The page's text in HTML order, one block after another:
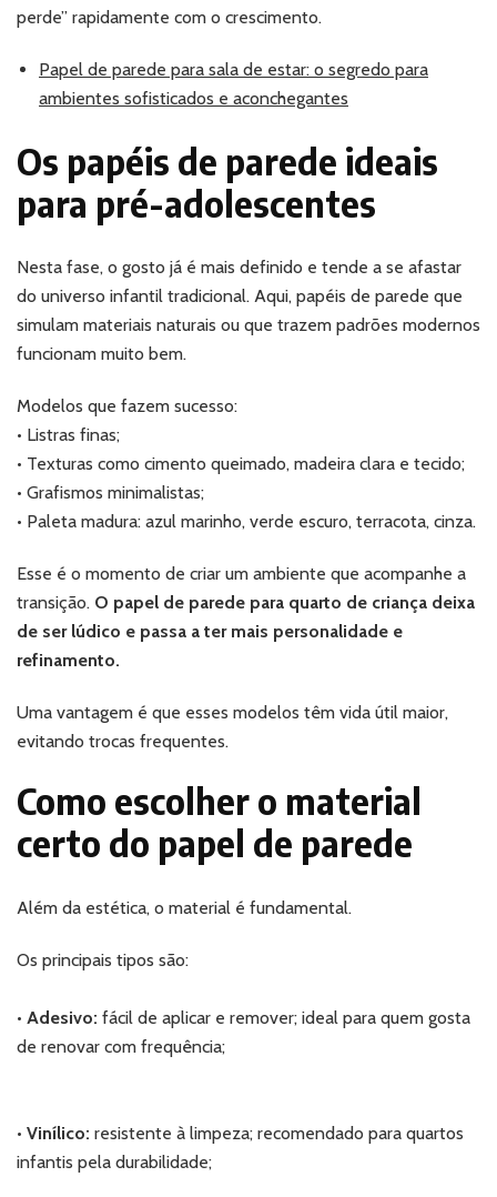
perde” rapidamente com o crescimento.
Papel de parede para sala de estar: o segredo para
ambientes sofisticados e aconchegantes
Os papéis de parede ideais
para pré-adolescentes
Nesta fase, o gosto já é mais definido e tende a se afastar
do universo infantil tradicional. Aqui, papéis de parede que
simulam materiais naturais ou que trazem padrões modernos
funcionam muito bem.
Modelos que fazem sucesso:
• Listras finas;
• Texturas como cimento queimado, madeira clara e tecido;
• Grafismos minimalistas;
• Paleta madura: azul marinho, verde escuro, terracota, cinza.
Esse é o momento de criar um ambiente que acompanhe a
transição. O papel de parede para quarto de criança deixa
de ser lúdico e passa a ter mais personalidade e
refinamento.
Uma vantagem é que esses modelos têm vida útil maior,
evitando trocas frequentes.
Como escolher o material
certo do papel de parede
Além da estética, o material é fundamental.
Os principais tipos são:
• Adesivo: fácil de aplicar e remover; ideal para quem gosta
de renovar com frequência;
• Vinílico: resistente à limpeza; recomendado para quartos
infantis pela durabilidade;